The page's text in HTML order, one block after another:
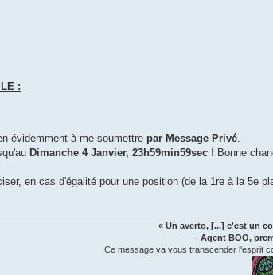
:
évidemment à me soumettre par Message Privé.
Dimanche 4 Janvier, 23h59min59sec ! Bonne
en cas d'égalité pour une position (de la 1re à la 5e
« Un averto, [...] c'est un
- Agent BOO,
Ce message va vous transcender l'esprit